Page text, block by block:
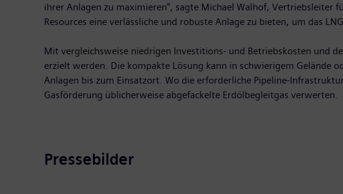
ihrer Anlagen zu maximieren", sagte Michael Walhof, Vertriebsleiter
Resources eine verlässliche und robuste Anlage zu bieten, um das
Mit vergleichsweise niedrigen Investitions- und Betriebskosten und
erzielt werden. Die kompakte Lösung kann in schwierigem Gelände
Anlagen bis zum Einsatzort. Wo die erforderliche Pipeline-
Gasförderung üblicherweise abgefackelte Erdölbegleitgas verwerten.
Pressebilder